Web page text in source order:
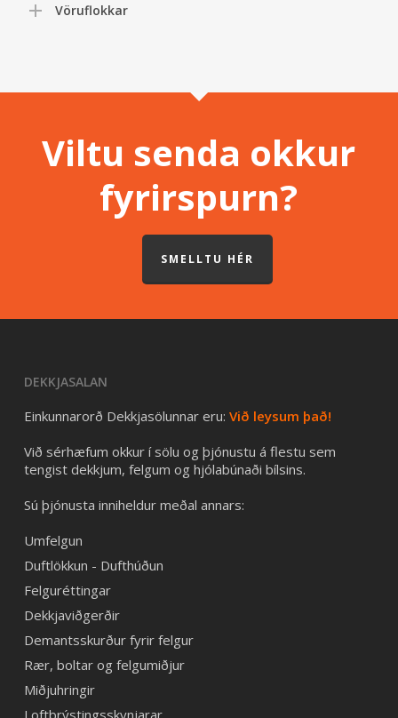
Vöruflokkar
Viltu senda okkur
fyrirspurn?
SMELLTU HÉR
DEKKJASALAN
Einkunnarorð Dekkjasölunnar eru: Við leysum það!
Við sérhæfum okkur í sölu og þjónustu á flestu sem
tengist dekkjum, felgum og hjólabúnaði bílsins.
Sú þjónusta inniheldur meðal annars:
Umfelgun
Duftlökkun - Dufthúðun
Felguréttingar
Dekkjaviðgerðir
Demantsskurður fyrir felgur
Rær, boltar og felgumiðjur
Miðjuhringir